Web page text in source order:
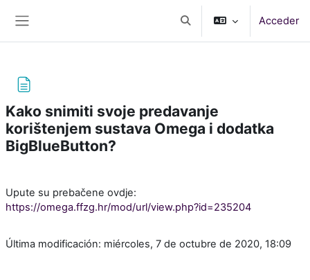
Selector de búsqueda de
Acceder
Kako snimiti svoje predavanje
korištenjem sustava Omega i dodatka
BigBlueButton?
Upute su prebačene ovdje:
https://omega.ffzg.hr/mod/url/view.php?id=235204
Última modificación: miércoles, 7 de octubre de 2020, 18:09